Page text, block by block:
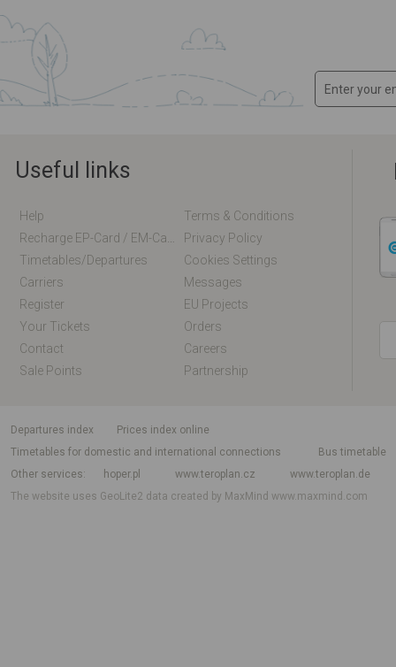
Useful links
Help
Terms & Conditions
Privacy Policy
Timetables/departures
Cookies Settings
Carriers
Messages
Register
EU Projects
Your Tickets
Orders
Contact
Careers
Sale Points
Partnership
departures index
Prices index online
Timetables for domestic and international connections
Bus timetable
Other services
hoper.pl www.teroplan.cz
www.teroplan.de
The website uses GeoLite2 data created by MaxMindwww.maxmind.com